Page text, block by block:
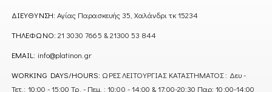
ΔΙΕΎΘΥΝΣΗ: Αγίας Παρασκευής 35, Χαλάνδρι τκ 15234
ΤΗΛΈΦΩΝΟ: 21 3030 7665 & 21300 53 844
EMAIL: info@platinon.gr
WORKING DAYS/HOURS: ΩΡΕΣ ΛΕΙΤΟΥΡΓΙΑΣ ΚΑΤΑΣΤΗΜΑΤΟΣ : Δευ -
Τετ.: 10:00 - 15:00 Τρ. - Πεμ. : 10:00 - 14:00 & 17:00-20:30 Παρ: 10:00-14:00